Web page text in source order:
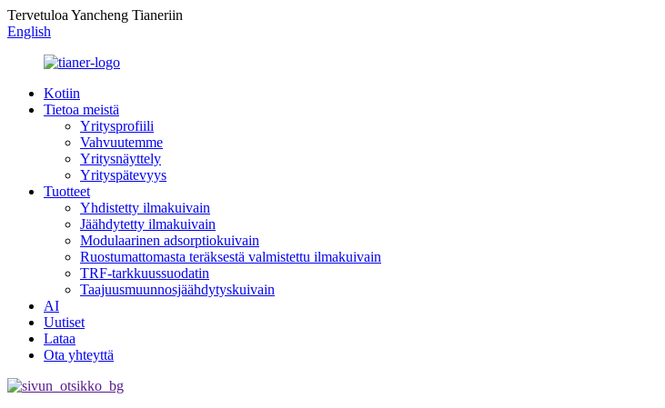
Tervetuloa Yancheng Tianeriin
English
Kotiin
Tietoa meistä
Yritysprofiili
Vahvuutemme
Yritysnäyttely
Yrityspätevyys
Tuotteet
Yhdistetty ilmakuivain
Jäähdytetty ilmakuivain
Modulaarinen adsorptiokuivain
Ruostumattomasta teräksestä valmistettu ilmakuivain
TRF-tarkkuussuodatin
Taajuusmuunnosjäähdytyskuivain
AI
Uutiset
Lataa
Ota yhteyttä